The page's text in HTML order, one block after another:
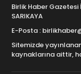
Birlik Haber
SARIKAYA
E-Posta :
Sitemizde
kaynaklarına aittir,